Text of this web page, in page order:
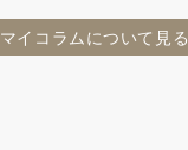
マイコラムについて見る